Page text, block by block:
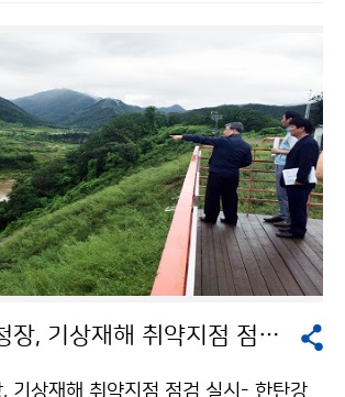
고윤화 기상청장, 기상재해 취약지점 점검 실시
기상재해 취약지점 점검 실시- 한탄강